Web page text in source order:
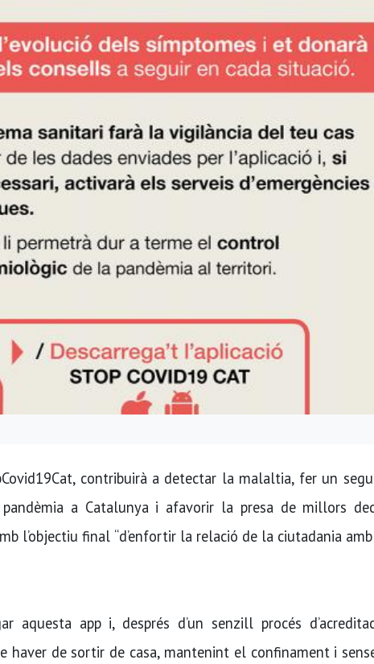
contribuirà a detectar la malaltia, fer un
a Catalunya i afavorir la presa de millors
l’objectiu final “d’enfortir la relació de la ciutadania
aquesta app i, després d’un senzill procés
haver de sortir de casa, mantenint el confinament i